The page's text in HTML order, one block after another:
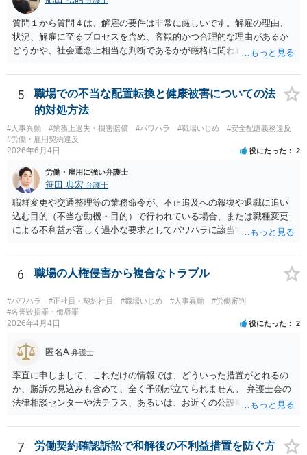
質問１から質問４は、解雇の要件は非常に厳しいです。解雇の理由、
状況、解雇に至るプロセスを含め、客観的かつ合理的な理由があるか
どうかや、社会通念上相当な判断であるかが厳格に問われます（労働
な理由、社会通念上相当かどうかです。そのためしっかりと証拠と理
由を会社側が立証する責任を負います。懲戒解雇であれば、告知弁明
の機会の付与などさらに厳格です。裁判官は、解雇に関しては厳しく
みると思います。現在の状況であれば労働審判からスタートすれば良
いかと思います。上記の対応の会社の思惑は分かりませんが訴訟のハ
ードルは労働者には通常高いので諦めるのをまっているのかもしれま
5
職場での不当な配置転換と健康被害についての法
的対処方法
#人事異動 #業務上過失・損害賠償 #パワハラ #職場いじめ
#安全配慮義務違反
#労働・雇用契約違反
2026年6月4日 役にたった 2
労働・雇用に強い弁護士
笹田 典宏 弁護士
職群変更や交通整理等の業務命令が、不正追及への報復や退職に追い
込む目的（不当な動機・目的）で行われている場合、または職種変更
による不利益が著しく過小な要求としてパワハラに該当する場合、そ
態への配慮を怠り症状を悪化させたことは安全配慮義務違反に該当し
得ます。これらを根拠として、労働審判等を通じて配転の無効主張
や、不法行為に基づく損害賠償（慰謝料等）の請求、さらには労災認
定の申請を検討することが考えられます。
6 職場の人権侵害から複合なトラブル
#パワハラ #正社員・契約社員 #職場いじめ #人事異動
#労働審判
#名誉毀損罪・侮辱罪
2026年4月4日 役にたった 2
匿名A 弁護士
率直に申しまして、これだけの情報では、どういった措置がとれるの
か、勝訴の見込みも含めて、全く予測が立てられません。 弁護士会の
法律相談センターや法テラス、あるいは、お近くの公設事務所（○○ひ
します。
7
労働契約確認訴訟で和解後の不利益措置を防ぐ方